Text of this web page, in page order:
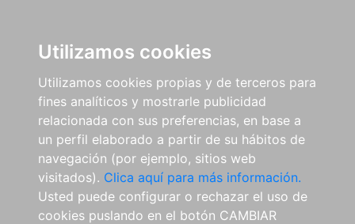
Utilizamos cookies
Utilizamos cookies propias y de terceros para
fines analíticos y mostrarle publicidad
relacionada con sus preferencias, en base a
un perfil elaborado a partir de su hábitos de
navegación (por ejemplo, sitios web
visitados). Clica aquí para más información.
Usted puede configurar o rechazar el uso de
cookies puslando en el botón CAMBIAR